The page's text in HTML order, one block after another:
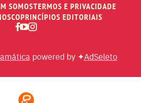
AIR FRYER
ANO NOVO (RÉVEILLON)
SOMOSTERMOS E PRIVACIDADE
PRINCÍPIOS EDITORIAIS
powered by ✦AdSeleto